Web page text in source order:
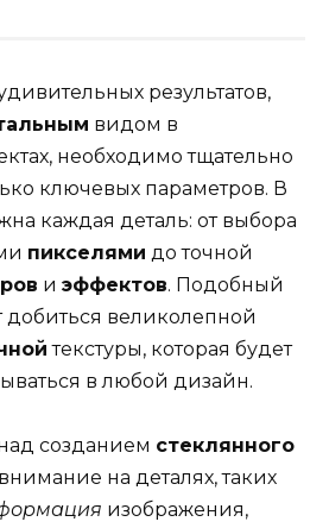
результатов,
видом в
необходимо тщательно
ключевых параметров. В
каждая деталь: от выбора
пикселями до точной
и эффектов. Подобный
добиться великолепной
текстуры, которая будет
в любой дизайн.
созданием стеклянного
внимание на деталях, таких
изображения,